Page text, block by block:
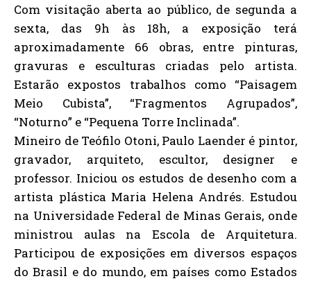
Com visitação aberta ao público, de segunda a
sexta, das 9h às 18h, a exposição terá
aproximadamente 66 obras, entre pinturas,
gravuras e esculturas criadas pelo artista.
Estarão expostos trabalhos como “Paisagem
Meio Cubista”, “Fragmentos Agrupados”,
“Noturno” e “Pequena Torre Inclinada”.
Mineiro de Teófilo Otoni, Paulo Laender é pintor,
gravador, arquiteto, escultor, designer e
professor. Iniciou os estudos de desenho com a
artista plástica Maria Helena Andrés. Estudou
na Universidade Federal de Minas Gerais, onde
ministrou aulas na Escola de Arquitetura.
Participou de exposições em diversos espaços
do Brasil e do mundo, em países como Estados